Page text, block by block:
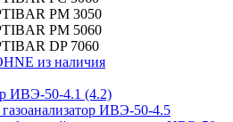
PM 3050
PM 5060
DP 7060
из наличия
ИВЭ-50-4.1 (4.2)
ИВЭ-50-4.5